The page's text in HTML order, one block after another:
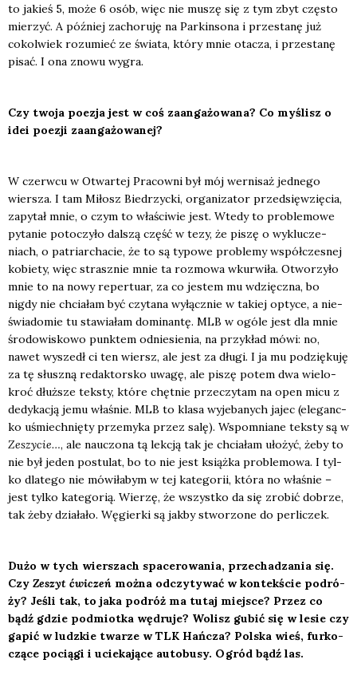
to jakieś 5, może 6 osób, więc nie muszę się z tym zbyt czę­sto
mie­rzyć. A póź­niej zacho­ru­ję na Par­kin­so­na i prze­sta­nę już
cokol­wiek rozu­mieć ze świa­ta, któ­ry mnie ota­cza, i prze­sta­nę
pisać. I ona zno­wu wygra.
Czy two­ja poezja jest w coś zaan­ga­żo­wa­na? Co myślisz o
idei poezji zaan­ga­żo­wa­nej?
W czerw­cu w Otwar­tej Pra­cow­ni był mój wer­ni­saż jed­ne­go
wier­sza. I tam Miłosz Bie­drzyc­ki, orga­ni­za­tor przed­się­wzię­cia,
zapy­tał mnie, o czym to wła­ści­wie jest. Wte­dy to pro­ble­mo­we
pyta­nie poto­czy­ło dal­szą część w tezy, że piszę o wyklu­cze­
niach, o patriar­cha­cie, że to są typo­we pro­ble­my współ­cze­snej
kobie­ty, więc strasz­nie mnie ta roz­mo­wa wkur­wi­ła. Otwo­rzy­ło
mnie to na nowy reper­tu­ar, za co jestem mu wdzięcz­na, bo
nigdy nie chcia­łam być czy­ta­na wyłącz­nie w takiej opty­ce, a nie­
świa­do­mie tu sta­wia­łam domi­nan­tę. MLB w ogó­le jest dla mnie
śro­do­wi­sko­wo punk­tem odnie­sie­nia, na przy­kład mówi: no,
nawet wyszedł ci ten wiersz, ale jest za dłu­gi. I ja mu podzię­ku­ję
za tę słusz­ną redak­tor­sko uwa­gę, ale piszę potem dwa wie­lo­
kroć dłuż­sze tek­sty, któ­re chęt­nie prze­czy­tam na open micu z
dedy­ka­cją jemu wła­śnie. MLB to kla­sa wyje­ba­nych jajec (ele­ganc­
ko uśmiech­nię­ty prze­my­ka przez salę). Wspo­mnia­ne tek­sty są w
Zeszy­cie…, ale nauczo­na tą lek­cją tak je chcia­łam uło­żyć, żeby to
nie był jeden postu­lat, bo to nie jest książ­ka pro­ble­mo­wa. I tyl­
ko dla­te­go nie mówi­ła­bym w tej kate­go­rii, któ­ra no wła­śnie –
jest tyl­ko kate­go­rią. Wie­rzę, że wszyst­ko da się zro­bić dobrze,
tak żeby dzia­ła­ło. Węgier­ki są jak­by stwo­rzo­ne do per­li­czek.
Dużo w tych wier­szach spa­ce­ro­wa­nia, prze­cha­dza­nia się.
Czy Zeszyt ćwi­czeń moż­na odczy­ty­wać w kon­tek­ście podró­
ży? Jeśli tak, to jaka podróż ma tutaj miej­sce? Przez co
bądź gdzie pod­miot­ka wędru­je? Wolisz gubić się w lesie czy
gapić w ludz­kie twa­rze w TLK Hań­cza? Pol­ska wieś, fur­ko­
czą­ce pocią­gi i ucie­ka­ją­ce auto­bu­sy. Ogród bądź las.